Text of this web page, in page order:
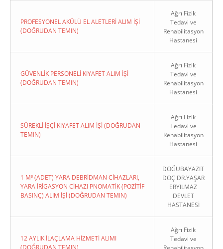
PROFESYONEL AKÜLÜ EL ALETLERİ ALIM İŞİ
(DOĞRUDAN TEMIN)
Ağrı Fizik
Tedavi ve
Rehabilitasyon
Hastanesi
GÜVENLİK PERSONELİ KIYAFET ALIM İŞİ
(DOĞRUDAN TEMIN)
Ağrı Fizik
Tedavi ve
Rehabilitasyon
Hastanesi
SÜREKLİ İŞÇİ KIYAFET ALIM İŞİ (DOĞRUDAN
TEMIN)
Ağrı Fizik
Tedavi ve
Rehabilitasyon
Hastanesi
1 M³ (ADET) YARA DEBRİDMAN CİHAZLARI,
YARA İRİGASYON CİHAZI PNOMATİK (POZİTİF
BASINÇ) ALIM İŞİ (DOĞRUDAN TEMIN)
DOĞUBAYAZIT
DOÇ DR.YAŞAR
ERYILMAZ
DEVLET
HASTANESİ
12 AYLIK İLAÇLAMA HİZMETİ ALIMI
(DOĞRUDAN TEMIN)
Ağrı Fizik
Tedavi ve